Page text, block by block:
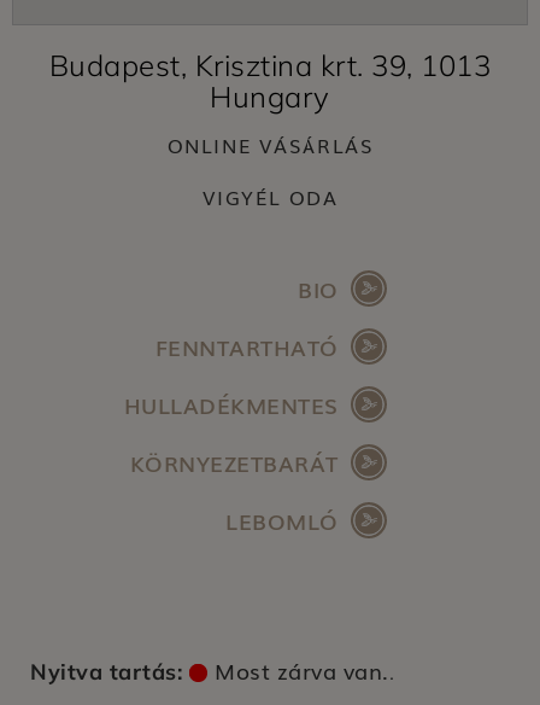
Budapest, Krisztina krt. 39, 1013
Hungary
ONLINE VÁSÁRLÁS
VIGYÉL ODA
BIO
FENNTARTHATÓ
HULLADÉKMENTES
KÖRNYEZETBARÁT
LEBOMLÓ
Nyitva tartás: Most zárva van..